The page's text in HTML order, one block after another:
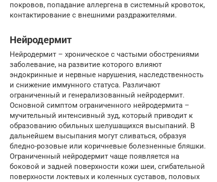
покровов, попадание аллергена в системный кровоток,
контактирование с внешними раздражителями.
Нейродермит
Нейродермит – хроническое с частыми обострениями
заболевание, на развитие которого влияют
эндокринные и нервные нарушения, наследственность
и снижение иммунного статуса. Различают
ограниченный и генерализованный нейродермит.
Основной симптом ограниченного нейродермита –
мучительный интенсивный зуд, который приводит к
образованию обильных шелушащихся высыпаний. В
дальнейшем высыпания могут сливаться, образуя
бледно-розовые или коричневые болезненные бляшки.
Ограниченный нейродермит чаще появляется на
боковой и задней поверхности кожи шеи, сгибательной
поверхности локтевых и коленных суставов, половых